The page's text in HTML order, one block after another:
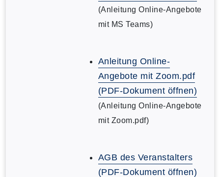
(Anleitung Online-Angebote
mit MS Teams)
Anleitung Online-
Angebote mit Zoom.pdf
(PDF-Dokument öffnen)
(Anleitung Online-Angebote
mit Zoom.pdf)
AGB des Veranstalters
(PDF-Dokument öffnen)